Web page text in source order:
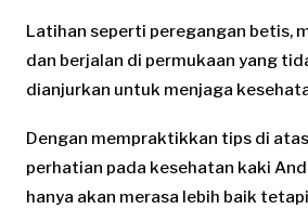
Latihan seperti peregangan betis,
dan berjalan di permukaan yang
dianjurkan untuk menjaga
Dengan mempraktikkan tips di
perhatian pada kesehatan kaki
hanya akan merasa lebih baik